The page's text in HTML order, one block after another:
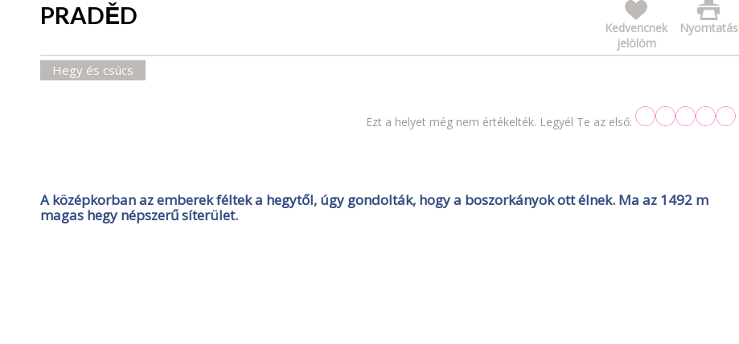
PRADĚD Nyomtatás
Kedvencnek
jelölöm
Hegy és csúcs
Ezt a helyet még nem értékelték. Legyél Te az első:
A középkorban az emberek féltek a hegytől, úgy gondolták, hogy a boszorkányok ott élnek. Ma az 1492 m
magas hegy népszerű síterület.